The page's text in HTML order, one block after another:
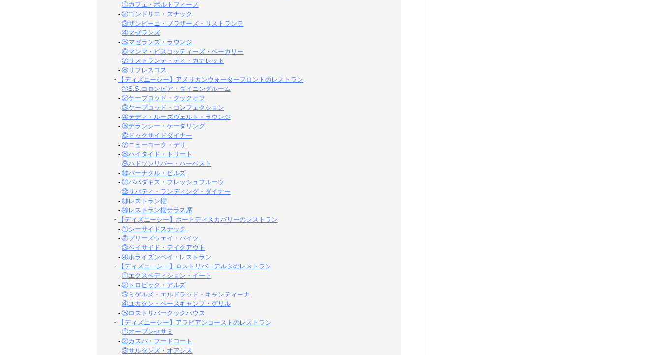
- ①カフェ・ポルトフィーノ
- ②ゴンドリエ・スナック
- ③ザンビーニ・ブラザーズ・リストランテ
- ④マゼランズ
- ⑤マゼランズ・ラウンジ
- ⑥マンマ・ビスコッティーズ・ベーカリー
- ⑦リストランテ・ディ・カナレット
- ⑧リフレスコス
・
【ディズニーシー】アメリカンウォーターフロントのレストラン
- ①S.S.コロンビア・ダイニングルーム
- ②ケープコッド・クックオフ
- ③ケープコッド・コンフェクション
- ④テディ・ルーズヴェルト・ラウンジ
- ⑤デランシー・ケータリング
- ⑥ドックサイドダイナー
- ⑦ニューヨーク・デリ
- ⑧ハイタイド・トリート
- ⑨ハドソンリバー・ハーベスト
- ⑩バーナクル・ビルズ
- ⑪パパダキス・フレッシュフルーツ
- ⑫リバティ・ランディング・ダイナー
- ⑬レストラン櫻
- ⑭レストラン櫻テラス席
・
【ディズニーシー】ポートディスカバリーのレストラン
- ①シーサイドスナック
- ②ブリーズウェイ・バイツ
- ③ベイサイド・テイクアウト
- ④ホライズンベイ・レストラン
・
【ディズニーシー】ロストリバーデルタのレストラン
- ①エクスベディション・イート
- ②トロピック・アルズ
- ③ミゲルズ・エルドラッド・キャンティーナ
- ④ユカタン・ベースキャンプ・グリル
- ⑤ロストリバークックハウス
・
【ディズニーシー】アラビアンコーストのレストラン
- ①オープンセサミ
- ②カスバ・フードコート
- ③サルタンズ・オアシス